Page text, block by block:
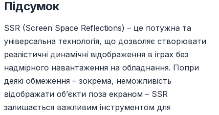
Підсумок
SSR (Screen Space Reflections) – це потужна та
універсальна технологія, що дозволяє створювати
реалістичні динамічні відображення в іграх без
надмірного навантаження на обладнання. Попри
деякі обмеження – зокрема, неможливість
відображати об’єкти поза екраном – SSR
залишається важливим інструментом для